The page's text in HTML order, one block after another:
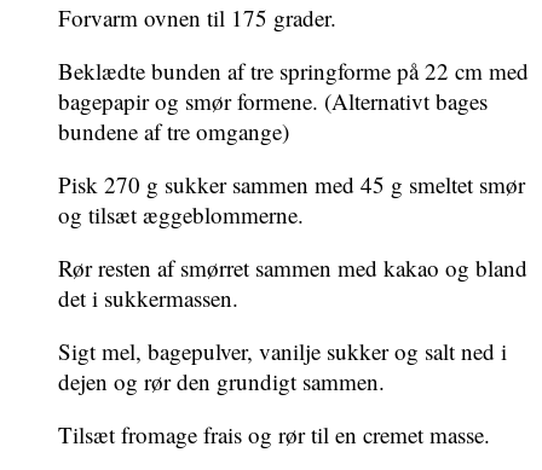
Forvarm ovnen til 175 grader.
Beklædte bunden af tre springforme på 22 cm med
bagepapir og smør formene. (Alternativt bages
bundene af tre omgange)
Pisk 270 g sukker sammen med 45 g smeltet smør
og tilsæt æggeblommerne.
Rør resten af smørret sammen med kakao og bland
det i sukkermassen.
Sigt mel, bagepulver, vanilje sukker og salt ned i
dejen og rør den grundigt sammen.
Tilsæt fromage frais og rør til en cremet masse.